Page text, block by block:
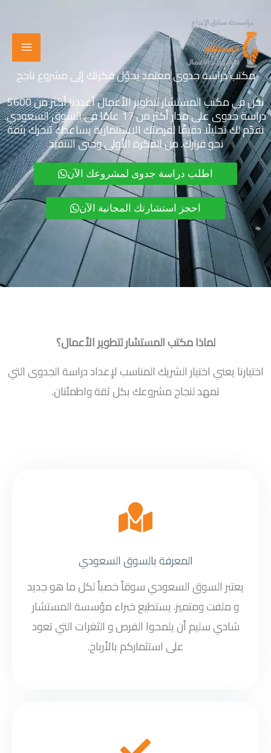
المحتوى
مكتب دراسة جدوى معتمد يحوّل فكرتك إلى مشروع ناجح
نحن في مكتب المستشار لتطوير الأعمال أعددنا أكثر من 5600
دراسة جدوى على مدار أكثر من 17 عامًا في السوق السعودي.
نقدّم لك تحليلًا دقيقًا لفرصتك الاستثمارية يساعدك تتحرك بثقة
نحو قرارك. من الفكرة الأولى وحتى التنفيذ.
اطلب دراسة جدوى لمشروعك الآن
احجز استشارتك المجانية الآن
لماذا مكتب المستشار لتطوير الأعمال؟
اختيارنا يعني اختيار الشريك المناسب لإعداد دراسة الجدوى التي
تمهد لنجاح مشروعك بكل ثقة واطمئنان.
المعرفة بالسوق السعودي
يعتبر السوق السعودي سوقاً خصباً لكل ما هو جديد
و ملفت ومتميز. يستطيع خبراء مؤسسة المستشار
شادي سليم أن يلمحوا الفرص و الثغرات التي تعود
على استثماركم بالأرباح.